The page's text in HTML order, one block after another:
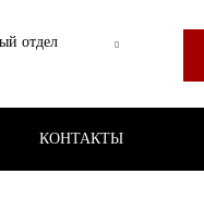
отдел
КОНТАКТЫ